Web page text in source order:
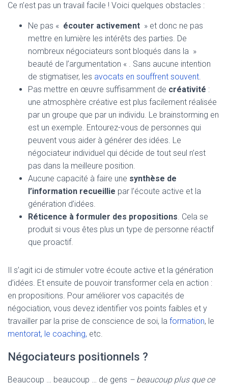
Ce n’est pas un travail facile ! Voici quelques obstacles :
Ne pas « écouter activement » et donc ne pas
mettre en lumière les intérêts des parties. De
nombreux négociateurs sont bloqués dans la »
beauté de l’argumentation « . Sans aucune intention
de stigmatiser, les avocats en souffrent souvent.
Pas mettre en œuvre suffisamment de créativité :
une atmosphère créative est plus facilement réalisée
par un groupe que par un individu. Le brainstorming en
est un exemple. Entourez-vous de personnes qui
peuvent vous aider à générer des idées. Le
négociateur individuel qui décide de tout seul n’est
pas dans la meilleure position.
Aucune capacité à faire une synthèse de
l’information recueillie par l’écoute active et la
génération d’idées.
Réticence à formuler des propositions. Cela se
produit si vous êtes plus un type de personne réactif
que proactif.
Il s’agit ici de stimuler votre écoute active et la génération
d’idées. Et ensuite de pouvoir transformer cela en action :
en propositions. Pour améliorer vos capacités de
négociation, vous devez identifier vos points faibles et y
travailler par la prise de conscience de soi, la formation, le
mentorat, le coaching, etc.
Négociateurs positionnels ?
Beaucoup … beaucoup … de gens – beaucoup plus que ce